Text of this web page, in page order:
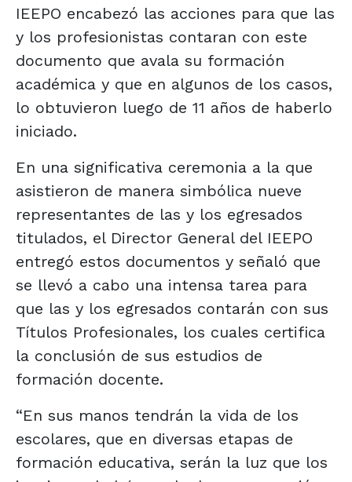
IEEPO encabezó las acciones para que las
y los profesionistas contaran con este
documento que avala su formación
académica y que en algunos de los casos,
lo obtuvieron luego de 11 años de haberlo
iniciado.
En una significativa ceremonia a la que
asistieron de manera simbólica nueve
representantes de las y los egresados
titulados, el Director General del IEEPO
entregó estos documentos y señaló que
se llevó a cabo una intensa tarea para
que las y los egresados contarán con sus
Títulos Profesionales, los cuales certifica
la conclusión de sus estudios de
formación docente.
“En sus manos tendrán la vida de los
escolares, que en diversas etapas de
formación educativa, serán la luz que los